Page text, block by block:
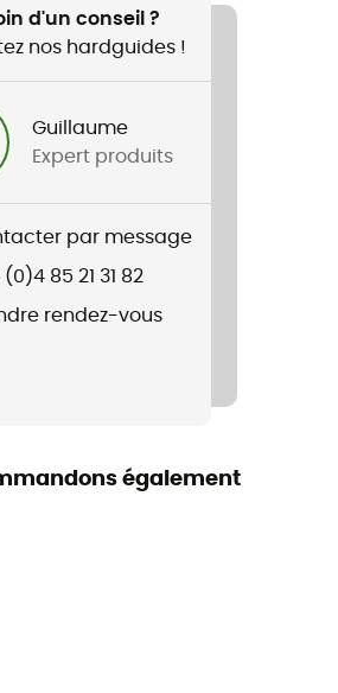
Free
d'un conseil ?
nos hardguides !
Guillaume
Expert produits
par message
(0)4 85 21 31 82
rendez-vous
également